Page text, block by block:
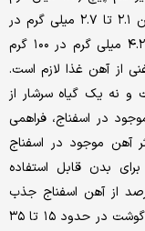
در ۱۰۰ گرم)، محتوای آهن اسفناج زیاد است (بین ۲.۱ تا ۲.۷ میلی گرم در
۱۰۰ گرم)، با این حال این مقدار بسیار کمتر از ۴.۲ میلی گرم در ۱۰۰ گرم
از آهن غذا لازم است.
و نه یک گیاه سرشار از
در اسفناج، فراهمی
آهن موجود در اسفناج
بدن قابل استفاده
مطالعات نشان داده‌اند که کمتر از ۲ درصد از آهن اسفناج جذب
می‌شود. با توجه به اینکه میانگین جذب آهن از گوشت در حدود ۱۵ تا ۳۵